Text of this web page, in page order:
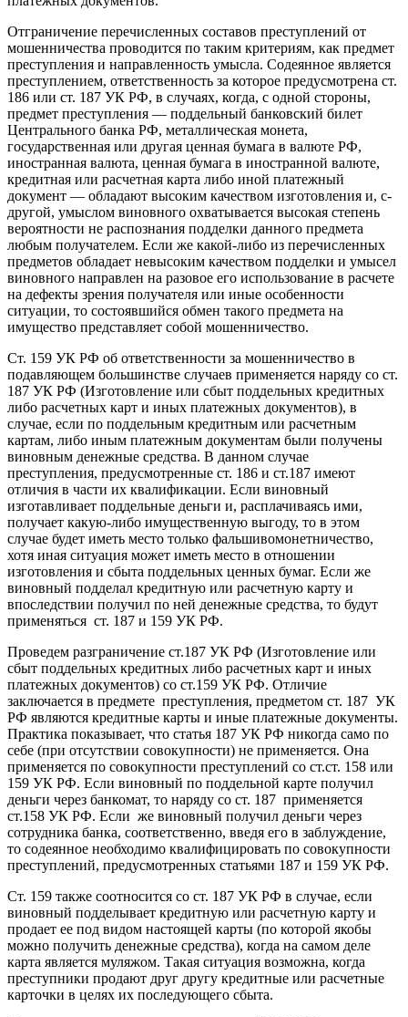
Отграничение перечисленных составов преступлений от
мошенничества проводится по таким критериям, как предмет
преступления и направленность умысла. Содеянное является
преступлением, ответственность за которое предусмотрена ст.
186 или ст. 187 УК РФ, в случаях, когда, с одной стороны,
предмет преступления — поддельный банковский билет
Центрального банка РФ, металлическая монета,
государственная или другая ценная бумага в валюте РФ,
иностранная валюта, ценная бумага в иностранной валюте,
кредитная или расчетная карта либо иной платежный
документ — обладают высоким качеством изготовления и, с-
другой, умыслом виновного охватывается высокая степень
вероятности не распознания подделки данного предмета
любым получателем. Если же какой-либо из перечисленных
предметов обладает невысоким качеством подделки и умысел
виновного направлен на разовое его использование в расчете
на дефекты зрения получателя или иные особенности
ситуации, то состоявшийся обмен такого предмета на
имущество представляет собой мошенничество.
Ст. 159 УК РФ об ответственности за мошенничество в
подавляющем большинстве случаев применяется наряду со ст.
187 УК РФ (Изготовление или сбыт поддельных кредитных
либо расчетных карт и иных платежных документов), в
случае, если по поддельным кредитным или расчетным
картам, либо иным платежным документам были получены
виновным денежные средства. В данном случае
преступления, предусмотренные ст. 186 и ст.187 имеют
отличия в части их квалификации. Если виновный
изготавливает поддельные деньги и, расплачиваясь ими,
получает какую-либо имущественную выгоду, то в этом
случае будет иметь место только фальшивомонетничество,
хотя иная ситуация может иметь место в отношении
изготовления и сбыта поддельных ценных бумаг. Если же
виновный подделал кредитную или расчетную карту и
впоследствии получил по ней денежные средства, то будут
применяться ст. 187 и 159 УК РФ.
Проведем разграничение ст.187 УК РФ (Изготовление или
сбыт поддельных кредитных либо расчетных карт и иных
платежных документов) со ст.159 УК РФ. Отличие
заключается в предмете преступления, предметом ст. 187 УК
РФ являются кредитные карты и иные платежные документы.
Практика показывает, что статья 187 УК РФ никогда само по
себе (при отсутствии совокупности) не применяется. Она
применяется по совокупности преступлений со ст.ст. 158 или
159 УК РФ. Если виновный по поддельной карте получил
деньги через банкомат, то наряду со ст. 187 применяется
ст.158 УК РФ. Если же виновный получил деньги через
сотрудника банка, соответственно, введя его в заблуждение,
то содеянное необходимо квалифицировать по совокупности
преступлений, предусмотренных статьями 187 и 159 УК РФ.
Ст. 159 также соотносится со ст. 187 УК РФ в случае, если
виновный подделывает кредитную или расчетную карту и
продает ее под видом настоящей карты (по которой якобы
можно получить денежные средства), когда на самом деле
карта является муляжом. Такая ситуация возможна, когда
преступники продают друг другу кредитные или расчетные
карточки в целях их последующего сбыта.